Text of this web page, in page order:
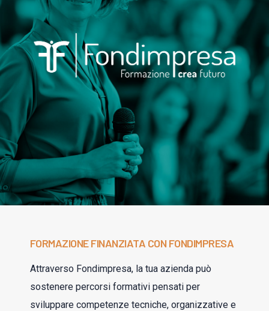
FORMAZIONE FINANZIATA CON FONDIMPRESA
Attraverso Fondimpresa, la tua azienda può
sostenere percorsi formativi pensati per
sviluppare competenze tecniche, organizzative e